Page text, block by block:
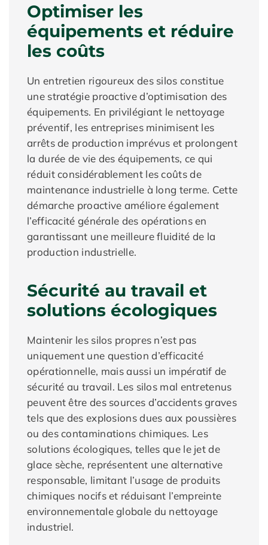
Optimiser les
équipements et réduire
les coûts
Un entretien rigoureux des silos constitue
une stratégie proactive d’optimisation des
équipements. En privilégiant le nettoyage
préventif, les entreprises minimisent les
arrêts de production imprévus et prolongent
la durée de vie des équipements, ce qui
réduit considérablement les coûts de
maintenance industrielle à long terme. Cette
démarche proactive améliore également
l’efficacité générale des opérations en
garantissant une meilleure fluidité de la
production industrielle.
Sécurité au travail et
solutions écologiques
Maintenir les silos propres n’est pas
uniquement une question d’efficacité
opérationnelle, mais aussi un impératif de
sécurité au travail. Les silos mal entretenus
peuvent être des sources d’accidents graves
tels que des explosions dues aux poussières
ou des contaminations chimiques. Les
solutions écologiques, telles que le jet de
glace sèche, représentent une alternative
responsable, limitant l’usage de produits
chimiques nocifs et réduisant l’empreinte
environnementale globale du nettoyage
industriel.